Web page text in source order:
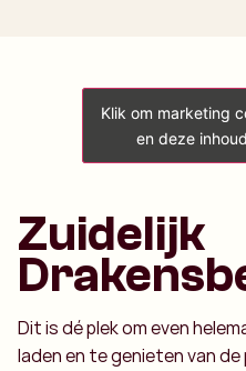
Klik om marketing
en deze
Klik om marketing
en deze
Zuidelijk
Dit is dé plek om even
laden en te genieten van